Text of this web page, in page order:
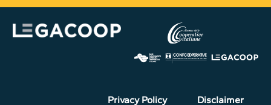
Privacy Policy
Disclaimer